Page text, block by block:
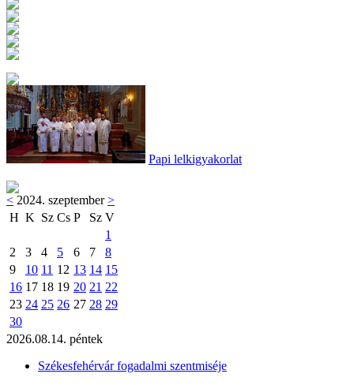
Papi lelkigyakorlat
< 2024. szeptember>
H K Sz Cs P Sz V
1
2
3 4 5 6 7
8
9
10 11 12 13 14 15
16 17 18 19 20 21 22
23 24 25 26 27 28 29
30
2026.08.14. péntek
Székesfehérvár fogadalmi szentmiséje